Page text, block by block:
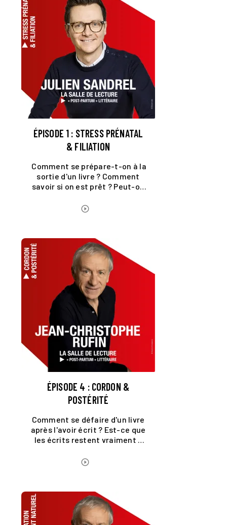
ÉPISODE 1 : STRESS PRÉNATAL
& FILIATION
Comment se prépare-t-on à la
sortie d'un livre ? Comment
savoir si on est prêt ? Peut-on
auteurs avant nous ?
play_circle_outline
ÉPISODE 4 : CORDON &
POSTÉRITÉ
Comment se défaire d'un livre
après l'avoir écrit ? Est-ce que
les écrits restent vraiment ?
postérité ?
play_circle_outline